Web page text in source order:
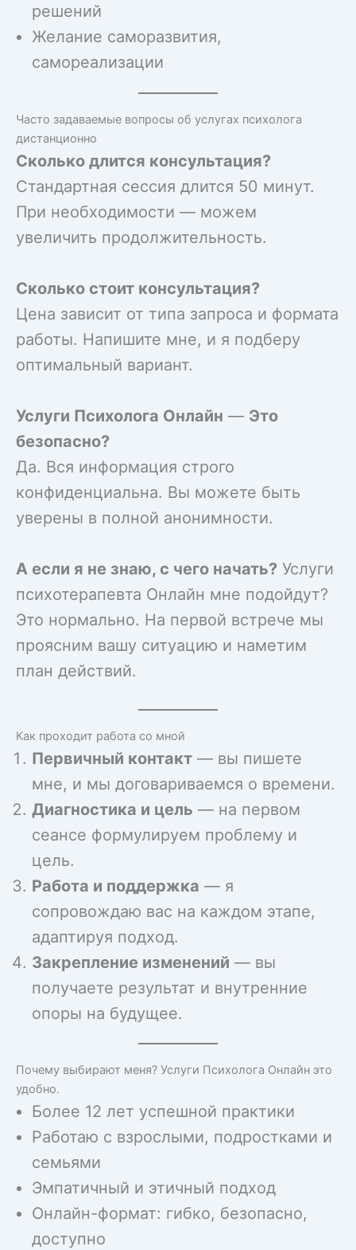
решений
Желание саморазвития,
самореализации
Часто задаваемые вопросы об услугах психолога
дистанционно
Сколько длится консультация?
Стандартная сессия длится 50 минут.
При необходимости — можем
увеличить продолжительность.
Сколько стоит консультация?
Цена зависит от типа запроса и формата
работы. Напишите мне, и я подберу
оптимальный вариант.
Услуги Психолога Онлайн — Это
безопасно?
Да. Вся информация строго
конфиденциальна. Вы можете быть
уверены в полной анонимности.
А если я не знаю, с чего начать? Услуги
психотерапевта Онлайн мне подойдут?
Это нормально. На первой встрече мы
проясним вашу ситуацию и наметим
план действий.
Как проходит работа со мной
Первичный контакт — вы пишете
мне, и мы договариваемся о времени.
Диагностика и цель — на первом
сеансе формулируем проблему и
цель.
Работа и поддержка — я
сопровождаю вас на каждом этапе,
адаптируя подход.
Закрепление изменений — вы
получаете результат и внутренние
опоры на будущее.
Почему выбирают меня? Услуги Психолога Онлайн это
удобно.
Более 12 лет успешной практики
Работаю с взрослыми, подростками и
семьями
Эмпатичный и этичный подход
Онлайн-формат: гибко, безопасно,
доступно